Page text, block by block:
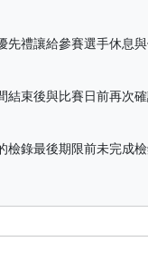
禮讓給參賽選手休息
束後與比賽日前再次
錄最後期限前未完成